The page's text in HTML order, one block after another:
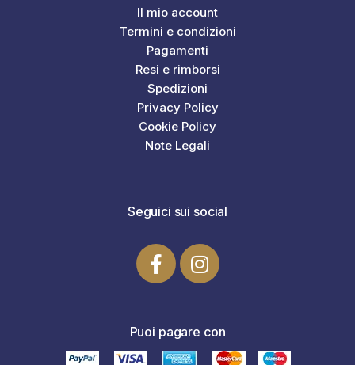
Il mio account
Termini e condizioni
Pagamenti
Resi e rimborsi
Spedizioni
Privacy Policy
Cookie Policy
Note Legali
Seguici sui social
Puoi pagare con